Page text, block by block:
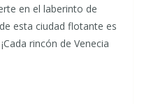
en el laberinto de
esta ciudad flotante es
rincón de Venecia